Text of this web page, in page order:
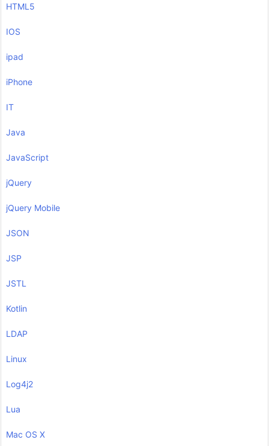
HTML5
IOS
ipad
iPhone
IT
Java
JavaScript
jQuery
jQuery Mobile
JSON
JSP
JSTL
Kotlin
LDAP
Linux
Log4j2
Lua
Mac OS X